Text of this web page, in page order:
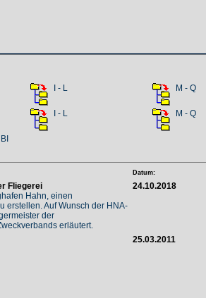
I - L M - Q
I - L M - Q
Datum:
Fliegerei
Hahn, einen
erstellen. Auf Wunsch der HNA-
der
erläutert.
24.10.2018
25.03.2011